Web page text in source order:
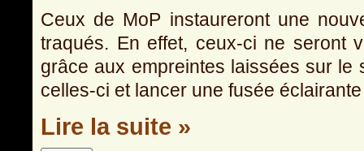
Ceux de MoP instaureront une
traqués. En effet, ceux-ci ne seront
grâce aux empreintes laissées sur le
celles-ci et lancer une fusée
Lire la suite »